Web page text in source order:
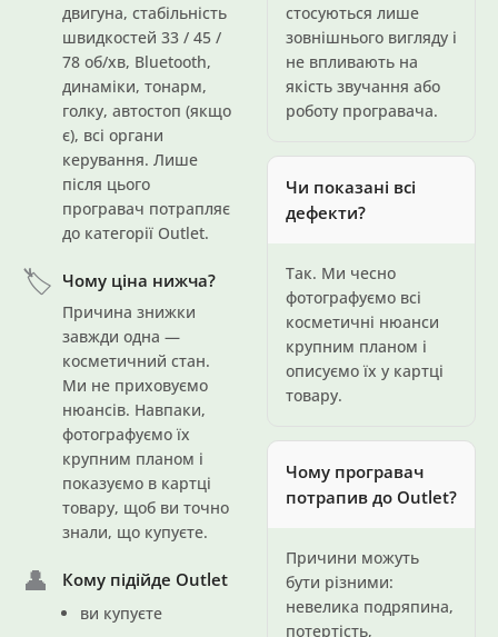
двигуна, стабільність
швидкостей 33 / 45 /
78 об/хв, Bluetooth,
динаміки, тонарм,
голку, автостоп (якщо
є), всі органи
керування. Лише
після цього
програвач потрапляє
до категорії Outlet.
🏷️ Чому ціна нижча?
Причина знижки
завжди одна —
косметичний стан.
Ми не приховуємо
нюансів. Навпаки,
фотографуємо їх
крупним планом і
показуємо в картці
товару, щоб ви точно
знали, що купуєте.
👤 Кому підійде Outlet
ви купуєте
стосуються лише
зовнішнього вигляду і
не впливають на
якість звучання або
роботу програвача.
Чи показані всі
дефекти?
Так. Ми чесно
фотографуємо всі
косметичні нюанси
крупним планом і
описуємо їх у картці
товару.
Чому програвач
потрапив до Outlet?
Причини можуть
бути різними:
невелика подряпина,
потертість,